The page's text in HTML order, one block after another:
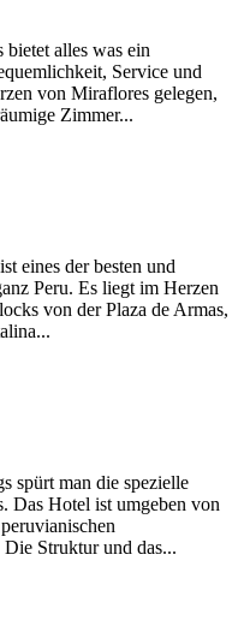
alles was ein
Service und
von Miraflores gelegen,
Zimmer...
eines der besten und
Peru. Es liegt im Herzen
von der Plaza de Armas,
spürt man die spezielle
Das Hotel ist umgeben von
Struktur und das...